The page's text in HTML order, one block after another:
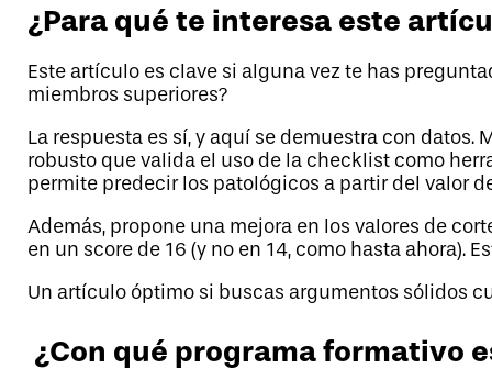
¿Para qué te interesa este
Este artículo es clave si alguna vez te has
miembros superiores?
La respuesta es sí, y aquí se demuestra con
robusto que valida el uso de la checklist como
permite predecir los patológicos a partir del valor
Además, propone una mejora en los valores de
en un score de 16 (y no en 14, como hasta ahora).
Un artículo óptimo si buscas argumentos sólidos
¿Con qué programa formativo